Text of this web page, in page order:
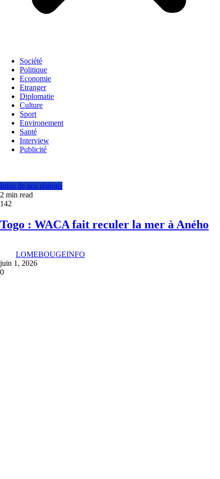
Société
Politique
Economie
Etranger
Diplomatie
Culture
Sport
Environement
Santé
Interview
Publicité
Infos de nos régions
2 min read
142
Togo : WACA fait reculer la mer à Aného
LOMEBOUGEINFO
juin 1, 2026
0